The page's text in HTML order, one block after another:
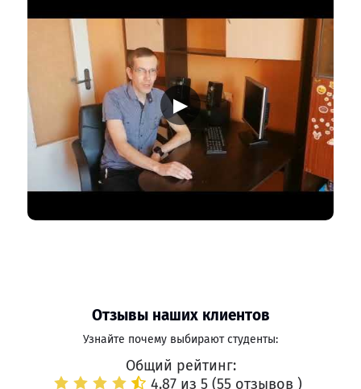
▶
Отзывы наших клиентов
Узнайте почему выбирают студенты:
Общий рейтинг:
4.87 из 5 (55 отзывов )